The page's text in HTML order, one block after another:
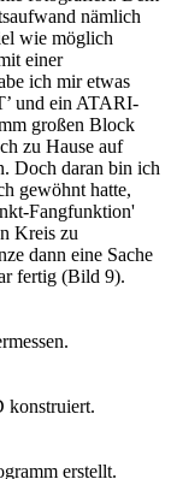
nämlich
wie möglich
einer
ich mir etwas
und ein ATARI-
großen Block
zu Hause auf
Doch daran bin ich
gewöhnt hatte,
Fangfunktion'
Kreis zu
dann eine Sache
fertig (Bild 9).
konstruiert.
erstellt.